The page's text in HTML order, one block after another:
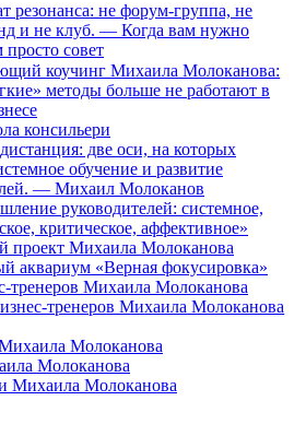
резонанса: не форум-группа, не
и не клуб. — Когда вам нужно
совет
коучинг Михаила Молоканова:
методы больше не работают в
консильери
две оси, на которых
обучение и развитие
— Михаил Молоканов
руководителей: системное,
критическое, аффективное»
проект Михаила Молоканова
аквариум «Верная фокусировка»
тренеров Михаила Молоканова
тренеров Михаила Молоканова
Молоканова
Молоканова
Михаила Молоканова